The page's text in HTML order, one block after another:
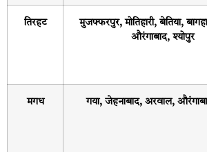
तिरहट
मुजफ्फरपुर, मोतिहारी, बेतिया,
औरंगाबाद, श्योपुर
मगध गया, जेहनाबाद, अरवाल,